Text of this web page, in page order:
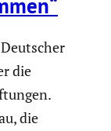
die
die